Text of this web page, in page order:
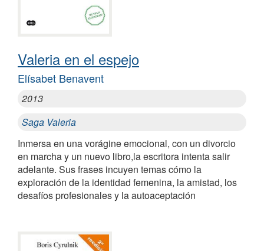
Valeria en el espejo
Elísabet Benavent
2013
Saga Valeria
Inmersa en una vorágine emocional, con un divorcio
en marcha y un nuevo libro,la escritora intenta salir
adelante. Sus frases incuyen temas cómo la
exploración de la identidad femenina, la amistad, los
desafíos profesionales y la autoaceptación